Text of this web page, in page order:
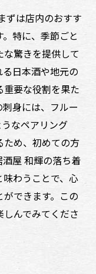
に楽しむため
思い出にする
れる料理と美
別メニュー
大事にした料
料理の楽しみ
ずは店内のおすす
特に、季節ごと
驚きを提供して
日本酒や地元の
要な役割を果た
身には、フルー
なペアリング
ため、初めての方
屋 和輝の落ち着
わうことで、心
できます。この
んでみてくださ